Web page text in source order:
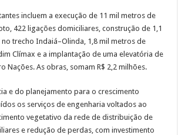
incluem a execução de 11 mil metros de
422 ligações domiciliares, construção de 1,1
trecho Indaiá–Olinda, 1,8 mil metros de
Clímax e a implantação de uma elevatória de
Nações. As obras, somam R$ 2,2 milhões.
e do planejamento para o crescimento
os serviços de engenharia voltados ao
vegetativo da rede de distribuição de
e redução de perdas, com investimento